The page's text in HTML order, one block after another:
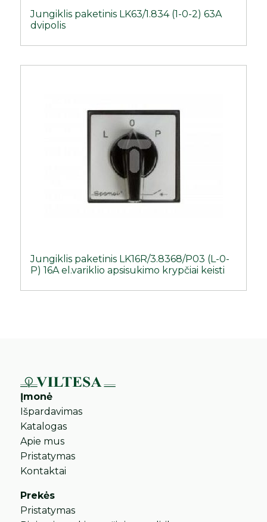
Jungiklis paketinis LK63/1.834 (1-0-2) 63A
dvipolis
Jungiklis paketinis LK16R/3.8368/P03 (L-0-
P) 16A el.variklio apsisukimo krypčiai keisti
Įmonė
Išpardavimas
Katalogas
Apie mus
Pristatymas
Kontaktai
Prekės
Pristatymas